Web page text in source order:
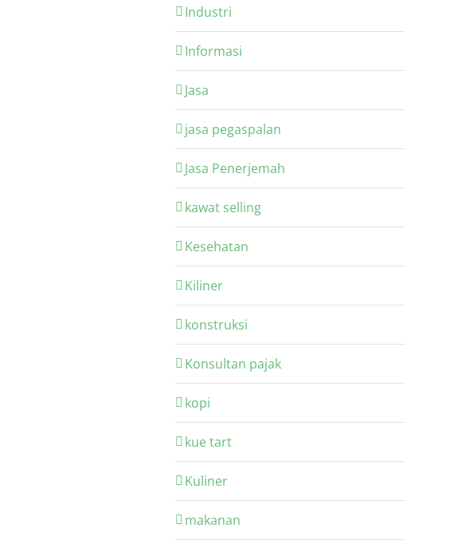
Industri
Informasi
Jasa
jasa pegaspalan
Jasa Penerjemah
kawat selling
Kesehatan
Kiliner
konstruksi
Konsultan pajak
kopi
kue tart
Kuliner
makanan